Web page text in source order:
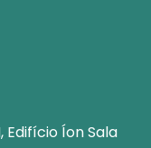
Edifício Íon Sala